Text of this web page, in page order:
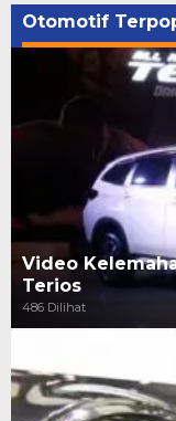
Otomotif
Video
Terios
486 Dilihat